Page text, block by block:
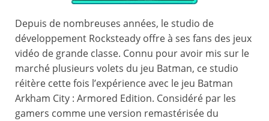
Depuis de nombreuses années, le studio de
développement Rocksteady offre à ses fans des jeux
vidéo de grande classe. Connu pour avoir mis sur le
marché plusieurs volets du jeu Batman, ce studio
réitère cette fois l’expérience avec le jeu Batman
Arkham City : Armored Edition. Considéré par les
gamers comme une version remastérisée du